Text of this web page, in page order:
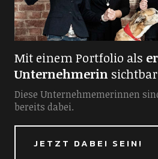
Mit einem Portfolio als
Unternehmerin
Diese Unternehmemerinnen
bereits dabei.
JETZT DABEI SEIN!